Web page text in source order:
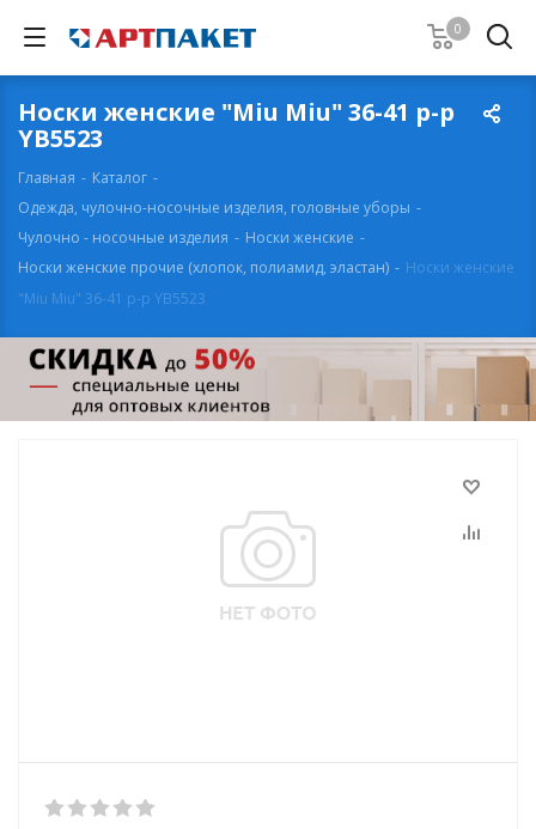
0
Носки женские "Miu Miu" 36-41 р-р
YB5523
Главная - Каталог -
Одежда, чулочно-носочные изделия, головные уборы -
Чулочно - носочные изделия - Носки женские -
Носки женские прочие (хлопок, полиамид, эластан) - Носки женские
"Miu Miu" 36-41 р-р YB5523